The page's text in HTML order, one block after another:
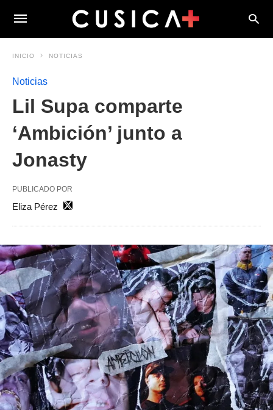
INICIO NOTICIAS
Noticias
Lil Supa comparte
‘Ambición’ junto a
Jonasty
PUBLICADO POR
Eliza Pérez